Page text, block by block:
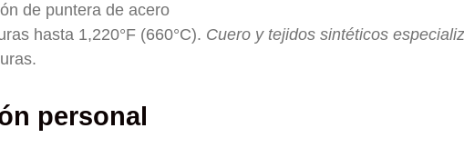
de puntera de acero
hasta 1,220°F (660°C). Cuero y tejidos sintéticos
personal